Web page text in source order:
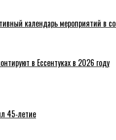
календарь мероприятий в
в Ессентуках в 2026 году
45‑летие